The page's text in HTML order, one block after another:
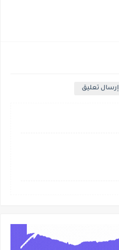
إرسال تعليق